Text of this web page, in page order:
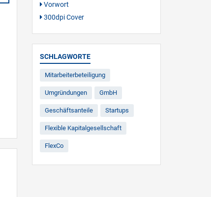
Vorwort
300dpi Cover
SCHLAGWORTE
Mitarbeiterbeteiligung
Umgründungen GmbH
Geschäftsanteile Startups
Flexible Kapitalgesellschaft
FlexCo